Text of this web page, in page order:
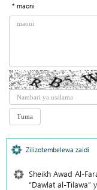
* maoni
Zilizotembelewa zaidi
Sheikh Awad Al-
“Dawlat al-Tilawa”